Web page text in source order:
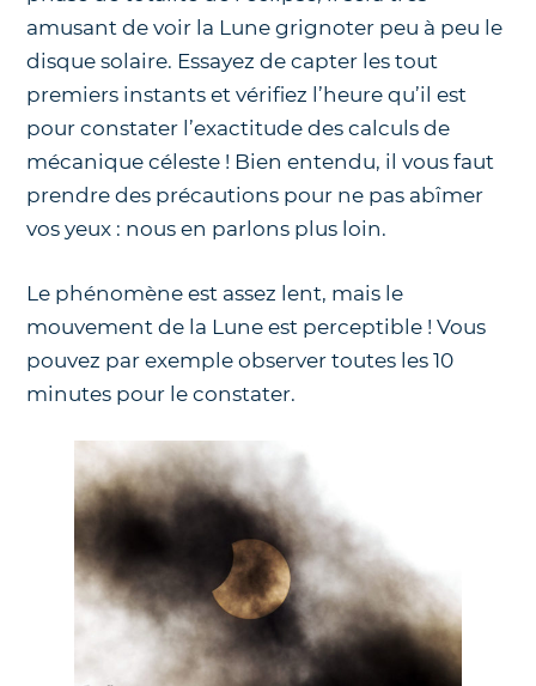
amusant de voir la Lune grignoter peu à peu le
disque solaire. Essayez de capter les tout
premiers instants et vérifiez l’heure qu’il est
pour constater l’exactitude des calculs de
mécanique céleste ! Bien entendu, il vous faut
prendre des précautions pour ne pas abîmer
vos yeux : nous en parlons plus loin.
Le phénomène est assez lent, mais le
mouvement de la Lune est perceptible ! Vous
pouvez par exemple observer toutes les 10
minutes pour le constater.